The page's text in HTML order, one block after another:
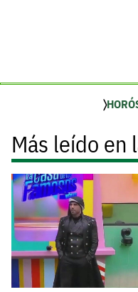
Más leído en